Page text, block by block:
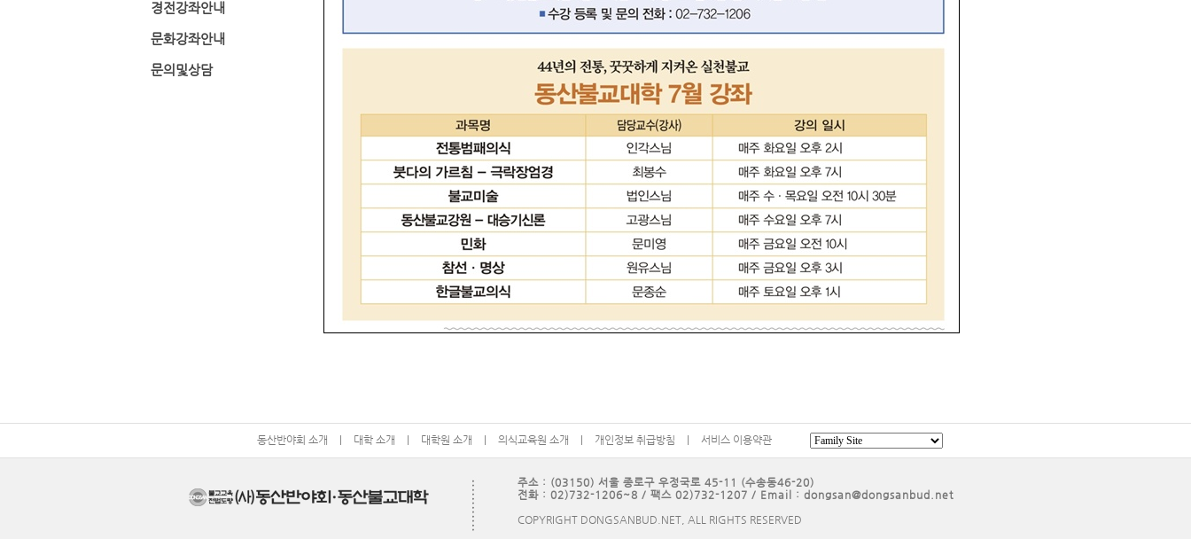
경전강좌안내
문화강좌안내
문의및상담
동산반야회 소개 | 대학 소개 | 대학원 소개 | 의식교육원 소개 | 개인정보 취급방침 | 서비스 이용약관
주소 : (03150) 서울 종로구 우정국로 45-11 (수송동46-20)
전화 : 02)732-1206~8 / 팩스 02)732-1207 / Email : dongsan@dongsanbud.net
COPYRIGHT DONGSANBUD.NET, ALL RIGHTS RESERVED